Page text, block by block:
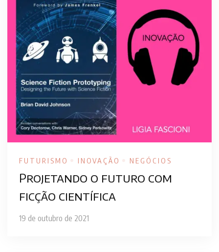
FUTURISMO INOVAÇÃO NEGÓCIOS
Projetando o futuro com
ficção científica
19 de outubro de 2021